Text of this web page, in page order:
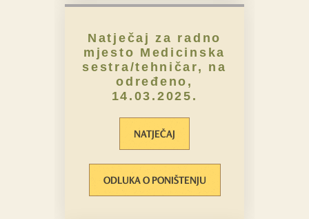
Natječaj za radno
mjesto Medicinska
sestra/tehničar, na
određeno,
14.03.2025.
NATJEČAJ
ODLUKA O PONIŠTENJU